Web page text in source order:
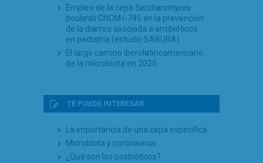
Empleo de la cepa Saccharomyces
boulardii CNCM I-745 en la prevención
de la diarrea asociada a antibióticos
en pediatría (estudio SABURA)
El largo camino iberolatinoamericano
de la microbiota en 2025
TE PUEDE INTERESAR
La importancia de una cepa específica
Microbiota y coronavirus
¿Qué son los posbióticos?